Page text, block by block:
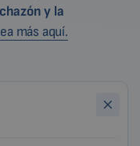
y la
más aquí.